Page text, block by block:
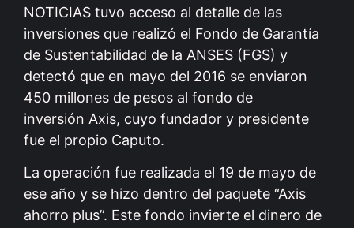
NOTICIAS tuvo acceso al detalle de las
inversiones que realizó el Fondo de Garantía
de Sustentabilidad de la ANSES (FGS) y
detectó que en mayo del 2016 se enviaron
450 millones de pesos al fondo de
inversión Axis, cuyo fundador y presidente
fue el propio Caputo.
La operación fue realizada el 19 de mayo de
ese año y se hizo dentro del paquete “Axis
ahorro plus”. Este fondo invierte el dinero de